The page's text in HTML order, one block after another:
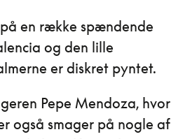
en række spændende
og den lille
er diskret pyntet.
Pepe Mendoza, hvor
også smager på nogle af